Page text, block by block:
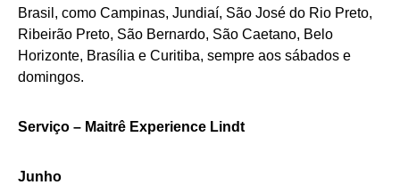
Brasil, como Campinas, Jundiaí, São José do Rio Preto,
Ribeirão Preto, São Bernardo, São Caetano, Belo
Horizonte, Brasília e Curitiba, sempre aos sábados e
domingos.
Serviço – Maitrê Experience Lindt
Junho